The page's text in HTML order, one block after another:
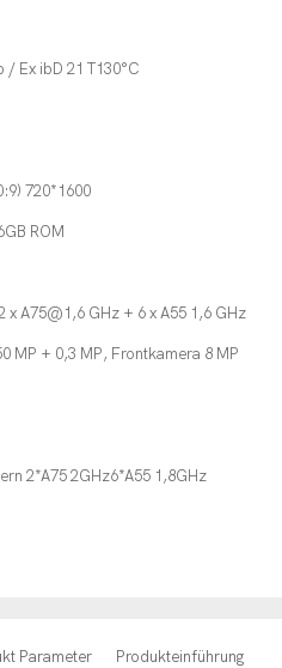
/ Ex ibD 21 T130°C
720*1600
ROM
x A75@1,6 GHz + 6 x A55 1,6 GHz
MP + 0,3 MP, Frontkamera 8 MP
2*A75 2GHz6*A55 1,8GHz
Parameter Produkteinführung